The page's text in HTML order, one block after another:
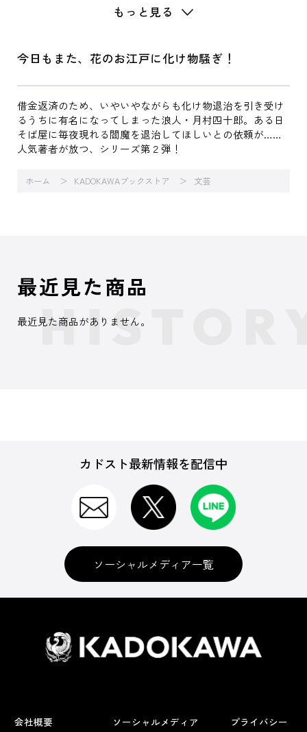
もっと見る
今日もまた、花のお江戸に化け物騒ぎ！
借金返済のため、いやいやながらも化け物退治を引き受け
るうちに有名になってしまった浪人・月村四十郎。ある日
そば屋に毎夜現れる閻魔を退治してほしいとの依頼が……
人気著者が放つ、シリーズ第２弾！
ホーム KADOKAWAブックストア 文芸
最近見た商品
最近見た商品がありません。
カドスト最新情報を配信中
ソーシャルメディア一覧
会社概要 ソーシャルメディア
プライバシー